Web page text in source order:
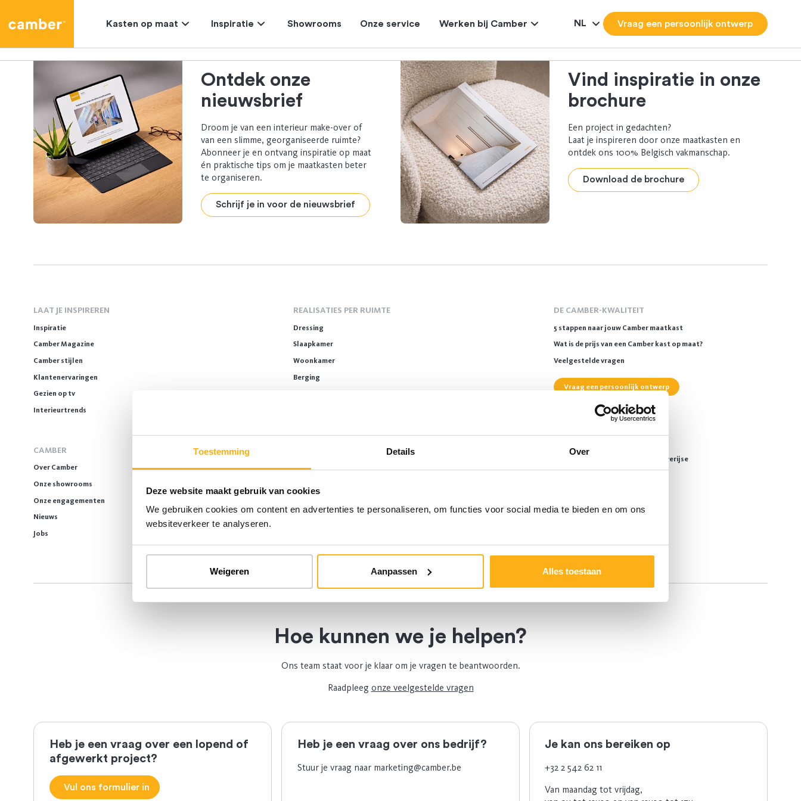
Toestemming Details Over
Deze website maakt gebruik van cookies
We gebruiken cookies om content en advertenties te personaliseren, om functies voor social media te bieden en om ons
websiteverkeer te analyseren.
Weigeren Aanpassen Alles toestaan
NL
Kasten op maat Inspiratie Showrooms Onze service Werken bij Camber Vraag een persoonlijk ontwerp
Ontdek onze
nieuwsbrief
Droom je van een interieur make-over of
van een slimme, georganiseerde ruimte?
Abonneer je en ontvang inspiratie op maat
én praktische tips om je maatkasten beter
te organiseren.
Schrijf je in voor de nieuwsbrief
Vind inspiratie in onze
brochure
Een project in gedachten?
Laat je inspireren door onze maatkasten en
ontdek ons 100% Belgisch vakmanschap.
Download de brochure
LAAT JE INSPIREREN
Inspiratie
Camber Magazine
Camber stijlen
Klantenervaringen
Gezien op tv
Interieurtrends
REALISATIES PER RUIMTE
Dressing
Slaapkamer
Woonkamer
Berging
DE CAMBER-KWALITEIT
5 stappen naar jouw Camber maatkast
Wat is de prijs van een Camber kast op maat?
Veelgestelde vragen
Vraag een persoonlijk ontwerp
CAMBER
Over Camber
Onze showrooms
Onze engagementen
Nieuws
Jobs
Contact en support
Een vraag over een lopend project?
Brusselsesteenweg 288A, 3090 Overijse
BE0453.736.603
Hoe kunnen we je helpen?
Ons team staat voor je klaar om je vragen te beantwoorden.
Raadpleeg onze veelgestelde vragen
Heb je een vraag over een lopend of
afgewerkt project?
Vul ons formulier in
Heb je een vraag over ons bedrijf?
Stuur je vraag naar marketing@camber.be
Je kan ons bereiken op
+32 2 542 62 11
Van maandag tot vrijdag,